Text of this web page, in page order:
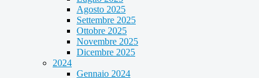
Agosto 2025
Settembre 2025
Ottobre 2025
Novembre 2025
Dicembre 2025
2024
Gennaio 2024